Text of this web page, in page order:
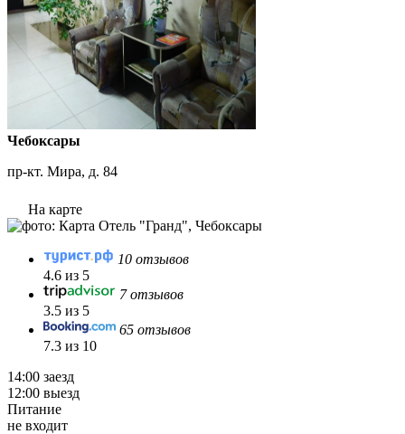
Чебоксары
пр-кт. Мира, д. 84
На карте
10 отзывов
4.6 из 5
7 отзывов
3.5 из 5
65 отзывов
7.3 из 10
14:00 заезд
12:00 выезд
Питание
не входит